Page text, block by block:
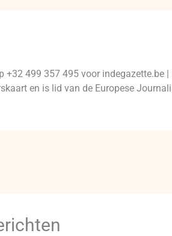
+32 499 357 495 voor indegazette.be
en is lid van de Europese